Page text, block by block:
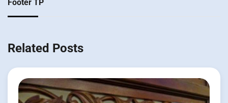
Footer TP
Related Posts